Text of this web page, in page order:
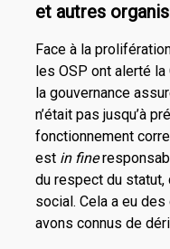
et autres
Face à la
les OSP ont alerté
la gouvernance
n’était pas jusqu’à
fonctionnement
est in fine
du respect du statut,
social. Cela a eu
avons connus de